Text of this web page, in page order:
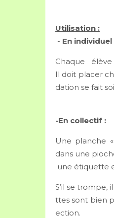
Utilisation :
- En individuel
Chaque
Il doit placer
dation se fait
-En collectif :
Une planche
dans une
une étiquette
S’il se trompe,
ttes sont bien
ection.